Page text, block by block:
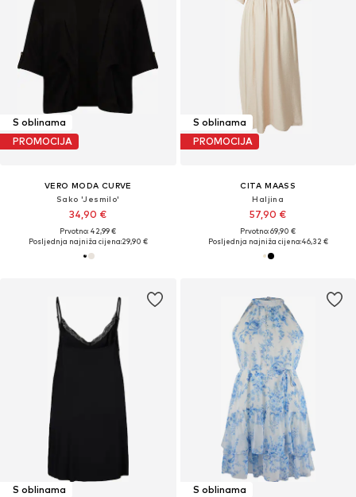
S oblinama
PROMOCIJA
VERO MODA CURVE
Sako 'Jesmilo'
34,90 €
Prvotno: 42,99 €
Posljednja najniža cijena:29,90 €
S oblinama
PROMOCIJA
CITA MAASS
Haljina
57,90 €
Prvotno: 69,90 €
Posljednja najniža cijena:46,32 €
S oblinama S oblinama